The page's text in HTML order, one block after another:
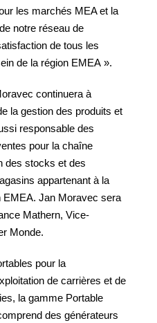
les marchés MEA et la
notre réseau de
de tous les
de la région EMEA ».
continuera à
la gestion des produits et
responsable des
pour la chaîne
des stocks et des
appartenant à la
EMEA. Jan Moravec sera
Mathern, Vice-
Monde.
pour la
de carrières et de
la gamme Portable
des générateurs